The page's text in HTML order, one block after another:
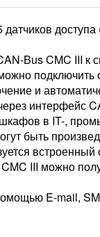
доступа
Bus CMC III к
подключить
и
интерфейс
в IT-,
быть
встроенный
III можно
E-mail,